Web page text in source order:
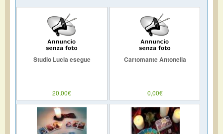
Studio Lucia esegue
20,00€
Cartomante Antonella
0,00€